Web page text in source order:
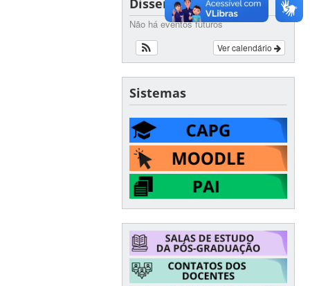
Dissertação
Não há eventos futuros
Ver calendário
Sistemas